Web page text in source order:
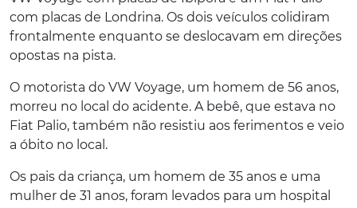
com placas de Londrina. Os dois veículos colidiram
frontalmente enquanto se deslocavam em direções
opostas na pista.
O motorista do VW Voyage, um homem de 56 anos,
morreu no local do acidente. A bebê, que estava no
Fiat Palio, também não resistiu aos ferimentos e veio
a óbito no local.
Os pais da criança, um homem de 35 anos e uma
mulher de 31 anos, foram levados para um hospital